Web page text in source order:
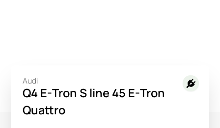
Audi
Q4 E-Tron S line 45 E-Tron
Quattro